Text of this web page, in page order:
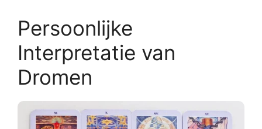
Persoonlijke
Interpretatie van
Dromen